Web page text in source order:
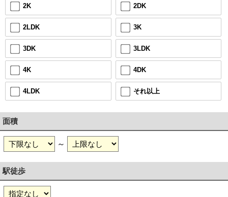
2K 2DK
2LDK 3K
3DK 3LDK
4K 4DK
4LDK それ以上
面積
～
駅徒歩